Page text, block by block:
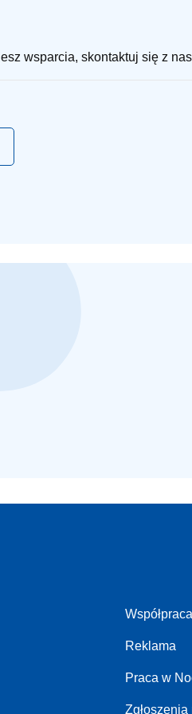
wsparcia, skontaktuj się z
Współpraca
Reklama
Praca w